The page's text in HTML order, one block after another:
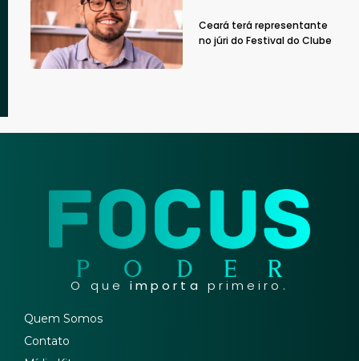
Ceará terá representante
no júri do Festival do Clube
O que importa primeiro.
Quem Somos
Contato